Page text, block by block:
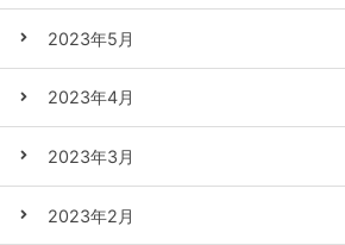
2023年5月
2023年4月
2023年3月
2023年2月